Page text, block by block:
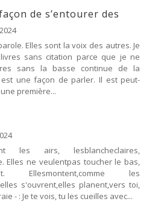
de s’entourer des
Elles sont la voix des autres. Je
sans citation parce que je ne
sans la basse continue de la
est une façon de parler. Il est peut-
première...
les airs, lesblancheclaires,
Elles ne veulentpas toucher le bas,
Ellesmontent,comme les
s'ouvrent,elles planent,vers toi,
- : Je te vois, tu les cueilles avec...